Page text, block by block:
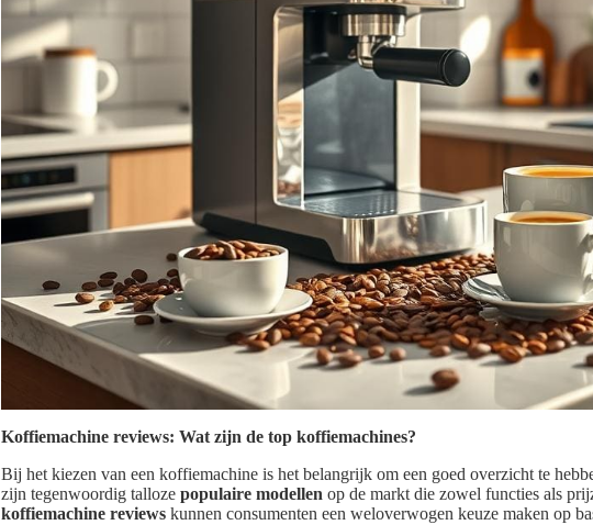
Koffiemachine reviews: Wat zijn de top koffiemachines?
Bij het kiezen van een koffiemachine is het belangrijk om een goed overzicht te
zijn tegenwoordig talloze populaire modellen op de markt die zowel functies als
koffiemachine reviews kunnen consumenten een weloverwogen keuze maken op